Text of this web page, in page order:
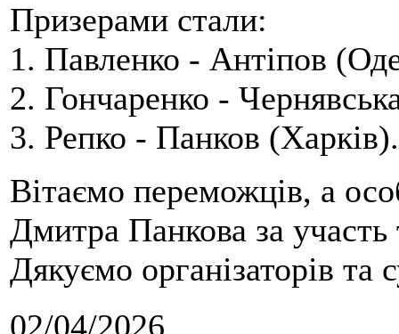
Призерами стали:
1. Павленко - Антіпов
2. Гончаренко -
3. Репко - Панков (Харків).
Вітаємо переможців, а
Дмитра Панкова за
Дякуємо організаторів та
02/04/2026